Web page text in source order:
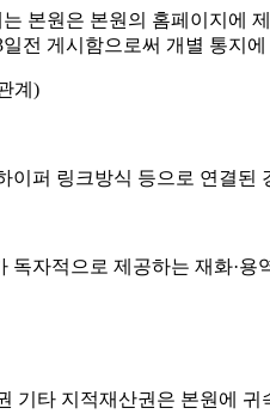
본원은 본원의 홈페이지에
전 게시함으로써 개별 통지
계)
이퍼 링크방식 등으로 연결
독자적으로 제공하는 재화·
기타 지적재산권은 본원에 귀